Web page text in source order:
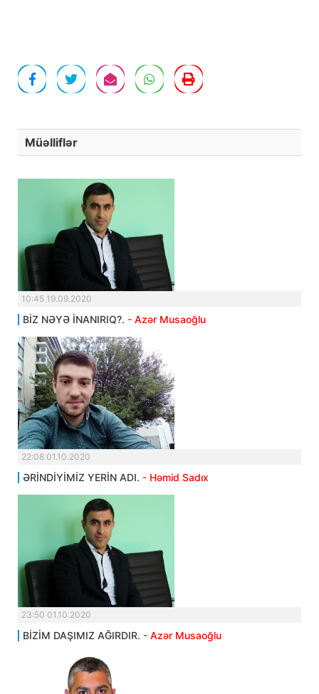
Müəlliflər
10:45 19.09.2020
BİZ NƏYƏ İNANIRIQ?. - Azər Musaoğlu
22:08 01.10.2020
ƏRİNDİYİMİZ YERİN ADI. - Həmid Sadıx
23:50 01.10.2020
BİZİM DAŞIMIZ AĞIRDIR. - Azər Musaoğlu